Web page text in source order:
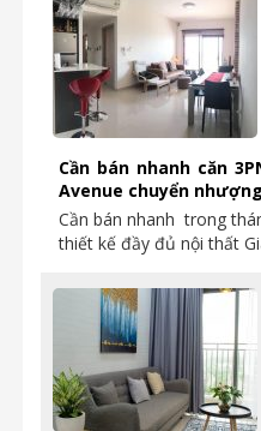
Cần bán nhanh căn
Avenue chuyển
Cần bán nhanh trong
thiết kế đầy đủ nội thất